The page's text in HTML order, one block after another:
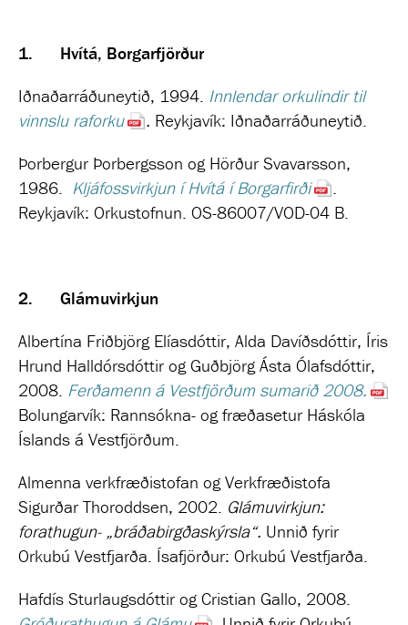
1.
Hvítá, Borgarfjörður
Iðnaðarráðuneytið, 1994. Innlendar orkulindir til
vinnslu raforku
. Reykjavík: Iðnaðarráðuneytið.
Þorbergur Þorbergsson og Hörður Svavarsson,
1986. Kljáfossvirkjun í Hvítá í Borgarfirði
.
Reykjavík: Orkustofnun. OS-86007/VOD-04 B.
2. Glámuvirkjun
Albertína Friðbjörg Elíasdóttir, Alda Davíðsdóttir, Íris
Hrund Halldórsdóttir og Guðbjörg Ásta Ólafsdóttir,
2008. Ferðamenn á Vestfjörðum sumarið 2008.
Bolungarvík: Rannsókna- og fræðasetur Háskóla
Íslands á Vestfjörðum.
Almenna verkfræðistofan og Verkfræðistofa
Sigurðar Thoroddsen, 2002. Glámuvirkjun:
forathugun- „bráðabirgðaskýrsla“. Unnið fyrir
Orkubú Vestfjarða. Ísafjörður: Orkubú Vestfjarða.
Hafdís Sturlaugsdóttir og Cristian Gallo, 2008.